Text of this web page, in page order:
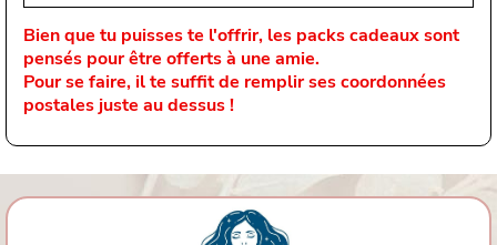
Bien que tu puisses te l'offrir, les packs cadeaux sont
pensés pour être offerts à une amie.
Pour se faire, il te suffit de remplir ses coordonnées
postales juste au dessus !